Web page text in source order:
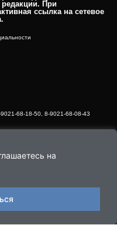
на
При
ссылка на сетевое
68-18-50, 8-9021-68-08-43
дом 44, офис 1